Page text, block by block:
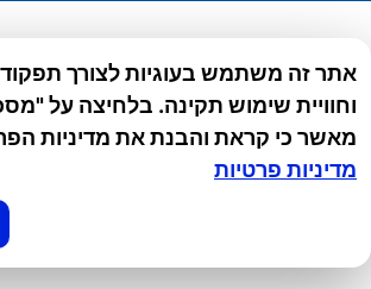
אתר זה משתמש בעוגיות לצורך
וחוויית שימוש תקינה. בלחיצה על
מאשר כי קראת והבנת את מדיניות
מדיניות פרטיות